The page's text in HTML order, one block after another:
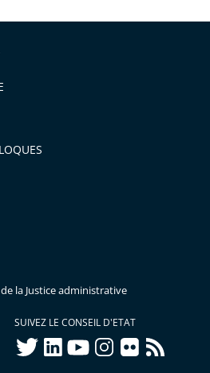
la Justice administrative
SUIVEZ LE CONSEIL D'ETAT
twitterlinkedInyoutubeinstagram
flickr rss